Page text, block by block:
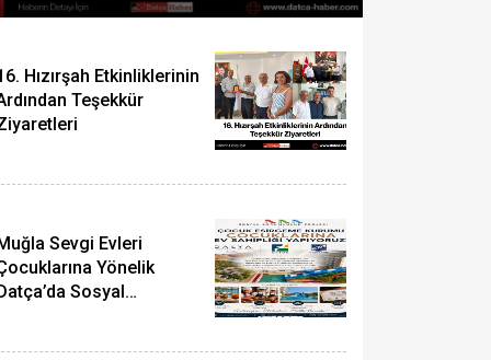
YAPILDI
Hızırşah Etkinliklerinin
Teşekkür
Sevgi Evleri
Yönelik
Sosyal